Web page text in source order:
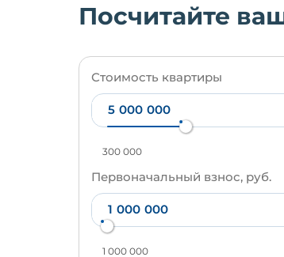
Посчитайте
Стоимость квартиры
300 000
Первоначальный взнос, руб.
1 000 000